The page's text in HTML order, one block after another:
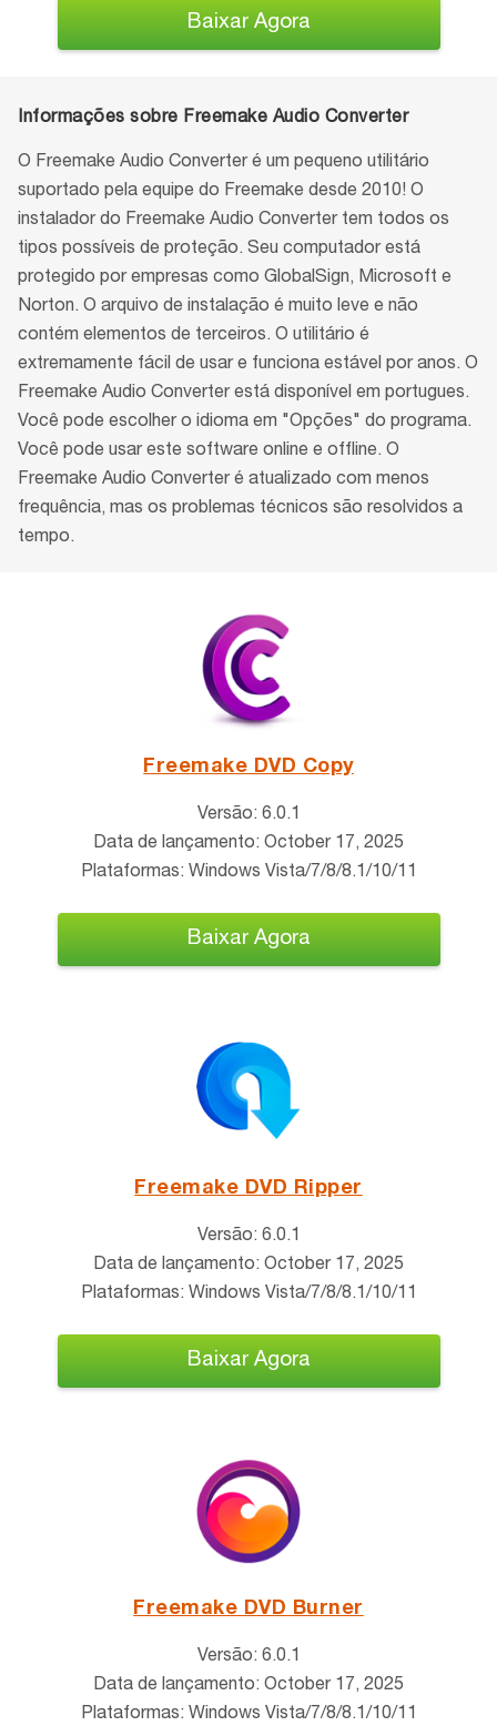
Baixar Agora
Informações sobre Freemake Audio Converter
O Freemake Audio Converter é um pequeno utilitário
suportado pela equipe do Freemake desde 2010! O
instalador do Freemake Audio Converter tem todos os
tipos possíveis de proteção. Seu computador está
protegido por empresas como GlobalSign, Microsoft e
Norton. O arquivo de instalação é muito leve e não
contém elementos de terceiros. O utilitário é
extremamente fácil de usar e funciona estável por anos. O
Freemake Audio Converter está disponível em portugues.
Você pode escolher o idioma em "Opções" do programa.
Você pode usar este software online e offline. O
Freemake Audio Converter é atualizado com menos
frequência, mas os problemas técnicos são resolvidos a
tempo.
Freemake DVD Copy
Versão: 6.0.1
Data de lançamento: October 17, 2025
Plataformas: Windows Vista/7/8/8.1/10/11
Baixar Agora
Freemake DVD Ripper
Versão: 6.0.1
Data de lançamento: October 17, 2025
Plataformas: Windows Vista/7/8/8.1/10/11
Baixar Agora
Freemake DVD Burner
Versão: 6.0.1
Data de lançamento: October 17, 2025
Plataformas: Windows Vista/7/8/8.1/10/11